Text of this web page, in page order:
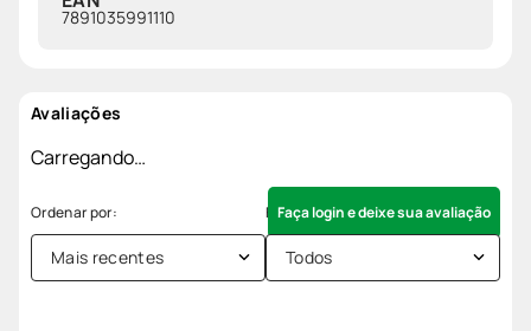
7891035991110
Avaliações
Carregando…
Faça login e deixe sua avaliação
Mais recentes Todos